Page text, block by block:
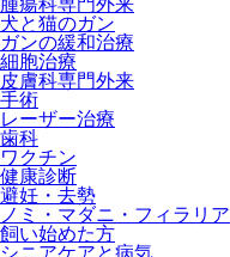
腫瘍科専門外来
犬と猫のガン
ガンの緩和治療
細胞治療
皮膚科専門外来
手術
レーザー治療
歯科
ワクチン
健康診断
避妊・去勢
ノミ・マダニ・フィラリア
飼い始めた方
シニアケアと病気